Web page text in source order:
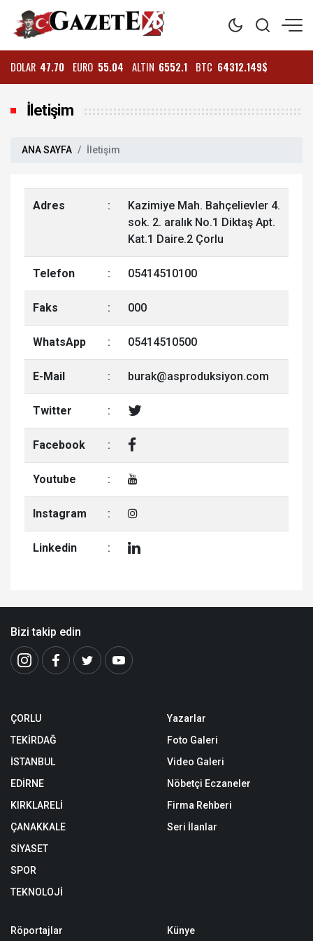
DOLAR 47.70 EURO 55.04 ALTIN 6552.1 BTC 64312.149$
İletişim
ANA SAYFA İletişim
Adres :
Kazimiye Mah. Bahçelievler 4.
sok. 2. aralık No.1 Diktaş Apt.
Kat.1 Daire.2 Çorlu
Telefon : 05414510100
Faks : 000
WhatsApp : 05414510500
E-Mail : burak@asproduksiyon.com
Twitter :
Facebook :
Youtube :
Instagram :
Linkedin :
Bizi takip edin
ÇORLU
TEKİRDAĞ
İSTANBUL
EDİRNE
KIRKLARELİ
ÇANAKKALE
SİYASET
SPOR
TEKNOLOJİ
Yazarlar
Foto Galeri
Video Galeri
Nöbetçi Eczaneler
Firma Rehberi
Seri İlanlar
Röportajlar Künye